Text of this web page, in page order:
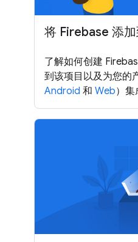
将 Firebase 添
了解如何创建
到该项目以及为您的
Android 和 Web）集